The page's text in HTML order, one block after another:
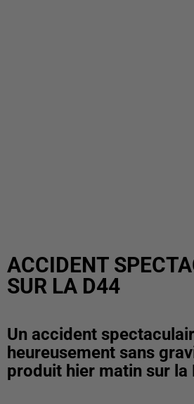
ACCIDENT
SUR LA D44
Un accident
heureusement sans
produit hier matin sur la